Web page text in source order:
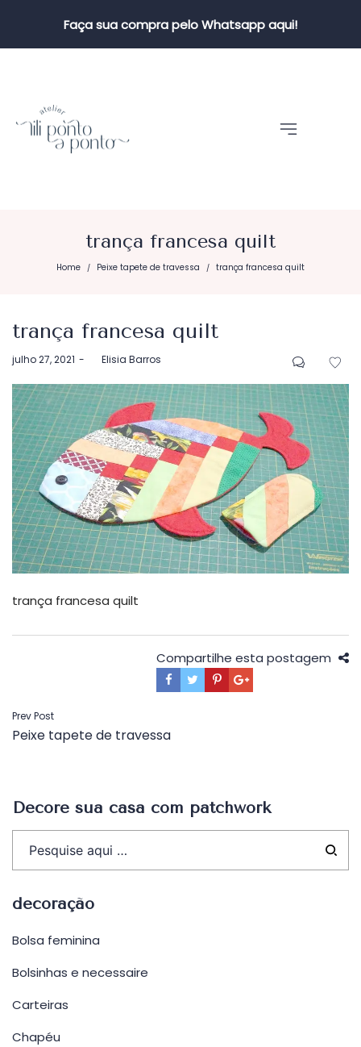
Faça sua compra pelo Whatsapp aqui!
trança francesa quilt
Home / Peixe tapete de travessa / trança francesa quilt
trança francesa quilt
Postado
julho 27, 2021 byElisia Barros
trança francesa quilt
Compartilhe esta postagem
Navegação
de
Prev Post
Peixe tapete de travessa
Decore sua casa com patchwork
decoração
Bolsa feminina
Bolsinhas e necessaire
Carteiras
Chapéu